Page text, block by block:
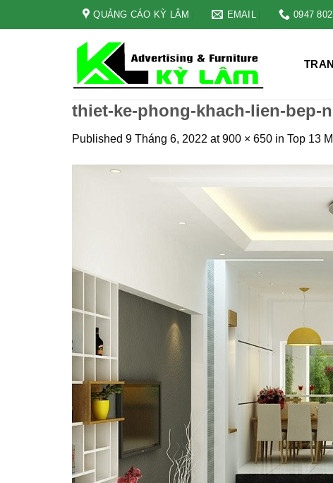
QUẢNG CÁO KỲ LÂM EMAIL 0947
thiet-ke-phong-khach-lien-bep-
Published 9 Tháng 6, 2022 at900 × 650 in Top 13